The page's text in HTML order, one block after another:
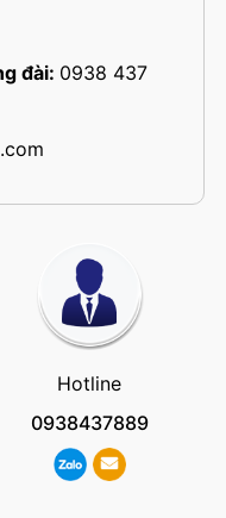
đài: 0938 437
Hotline
0938437889